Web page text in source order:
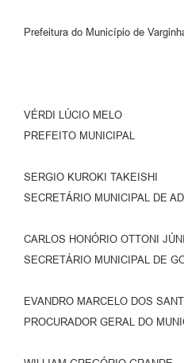
Prefeitura do Município de
VÉRDI LÚCIO MELO
PREFEITO MUNICIPAL
SERGIO KUROKI TAKEISHI
SECRETÁRIO MUNICIPAL DE
CARLOS HONÓRIO OTTONI
SECRETÁRIO MUNICIPAL DE
EVANDRO MARCELO DOS
PROCURADOR GERAL DO